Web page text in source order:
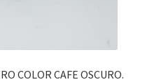
COLOR CAFE OSCURO.